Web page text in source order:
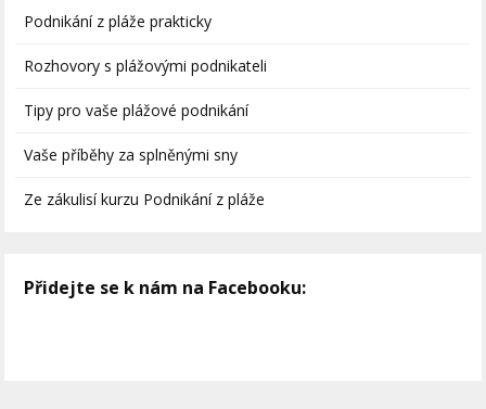
Podnikání z pláže prakticky
Rozhovory s plážovými podnikateli
Tipy pro vaše plážové podnikání
Vaše příběhy za splněnými sny
Ze zákulisí kurzu Podnikání z pláže
Přidejte se k nám na Facebooku: